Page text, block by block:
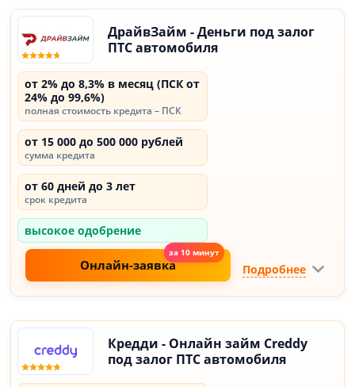
под ПТС в МФО Когалыма: сумма кредита до 1 000 000 ₽,
срок от 7 дней до 60 месяцев.ДрайвЗайм - Деньги под залог
ПТС автомобиля
от 2% до 8,3% в месяц (ПСК от
24% до 99,6%)
полная стоимость кредита – ПСК
от 15 000 до 500 000 рублей
сумма кредита
от 60 дней до 3 лет
срок кредита
высокое одобрение
Онлайн-заявка Подробнее
Кредди - Онлайн займ Creddy
под залог ПТС автомобиля